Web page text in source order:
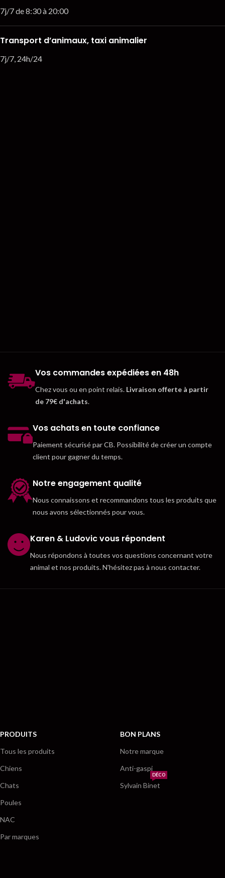
7j/7 de 8:30 à 20:00
Transport d’animaux, taxi animalier
7j/7, 24h/24
Vos commandes expédiées en 48h
Chez vous ou en point relais. Livraison offerte à partir
de 79€ d'achats.
Vos achats en toute confiance
Paiement sécurisé par CB. Possibilité de créer un compte
client pour gagner du temps.
Notre engagement qualité
Nous connaissons et recommandons tous les produits que
nous avons sélectionnés pour vous.
Karen & Ludovic vous répondent
Nous répondons à toutes vos questions concernant votre
animal et nos produits. N'hésitez pas à nous contacter.
PRODUITS
Tous les produits
Chiens
Chats
Poules
NAC
Par marques
BON PLANS
Notre marque
Anti-gaspi
Sylvain Binet
DÉCO